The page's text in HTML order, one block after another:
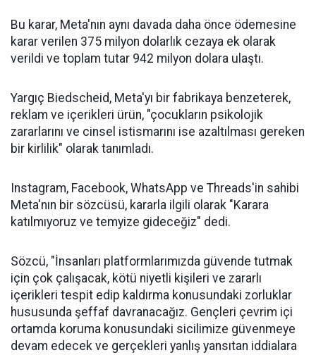
Bu karar, Meta'nın aynı davada daha önce ödemesine
karar verilen 375 milyon dolarlık cezaya ek olarak
verildi ve toplam tutar 942 milyon dolara ulaştı.
Yargıç Biedscheid, Meta'yı bir fabrikaya benzeterek,
reklam ve içerikleri ürün, "çocukların psikolojik
zararlarını ve cinsel istismarını ise azaltılması gereken
bir kirlilik" olarak tanımladı.
Instagram, Facebook, WhatsApp ve Threads'in sahibi
Meta'nın bir sözcüsü, kararla ilgili olarak "Karara
katılmıyoruz ve temyize gideceğiz" dedi.
Sözcü, "İnsanları platformlarımızda güvende tutmak
için çok çalışacak, kötü niyetli kişileri ve zararlı
içerikleri tespit edip kaldırma konusundaki zorluklar
hususunda şeffaf davranacağız. Gençleri çevrim içi
ortamda koruma konusundaki sicilimize güvenmeye
devam edecek ve gerçekleri yanlış yansıtan iddialara